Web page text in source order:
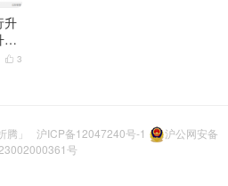
升
 3
」 沪ICP备12047240号-1
沪公网安备
号